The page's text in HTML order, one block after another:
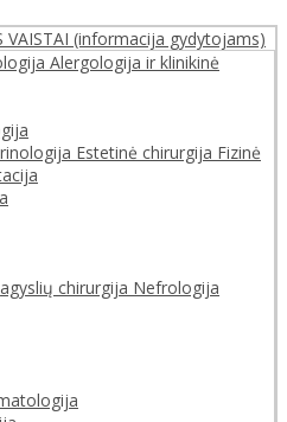
VAISTAI (informacija gydytojams)
Alergologija ir klinikinė
Estetinė chirurgija Fizinė
chirurgija Nefrologija